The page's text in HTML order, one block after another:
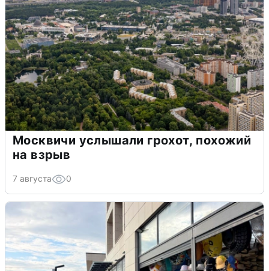
Москвичи услышали грохот, похожий
на взрыв
7 августа 0